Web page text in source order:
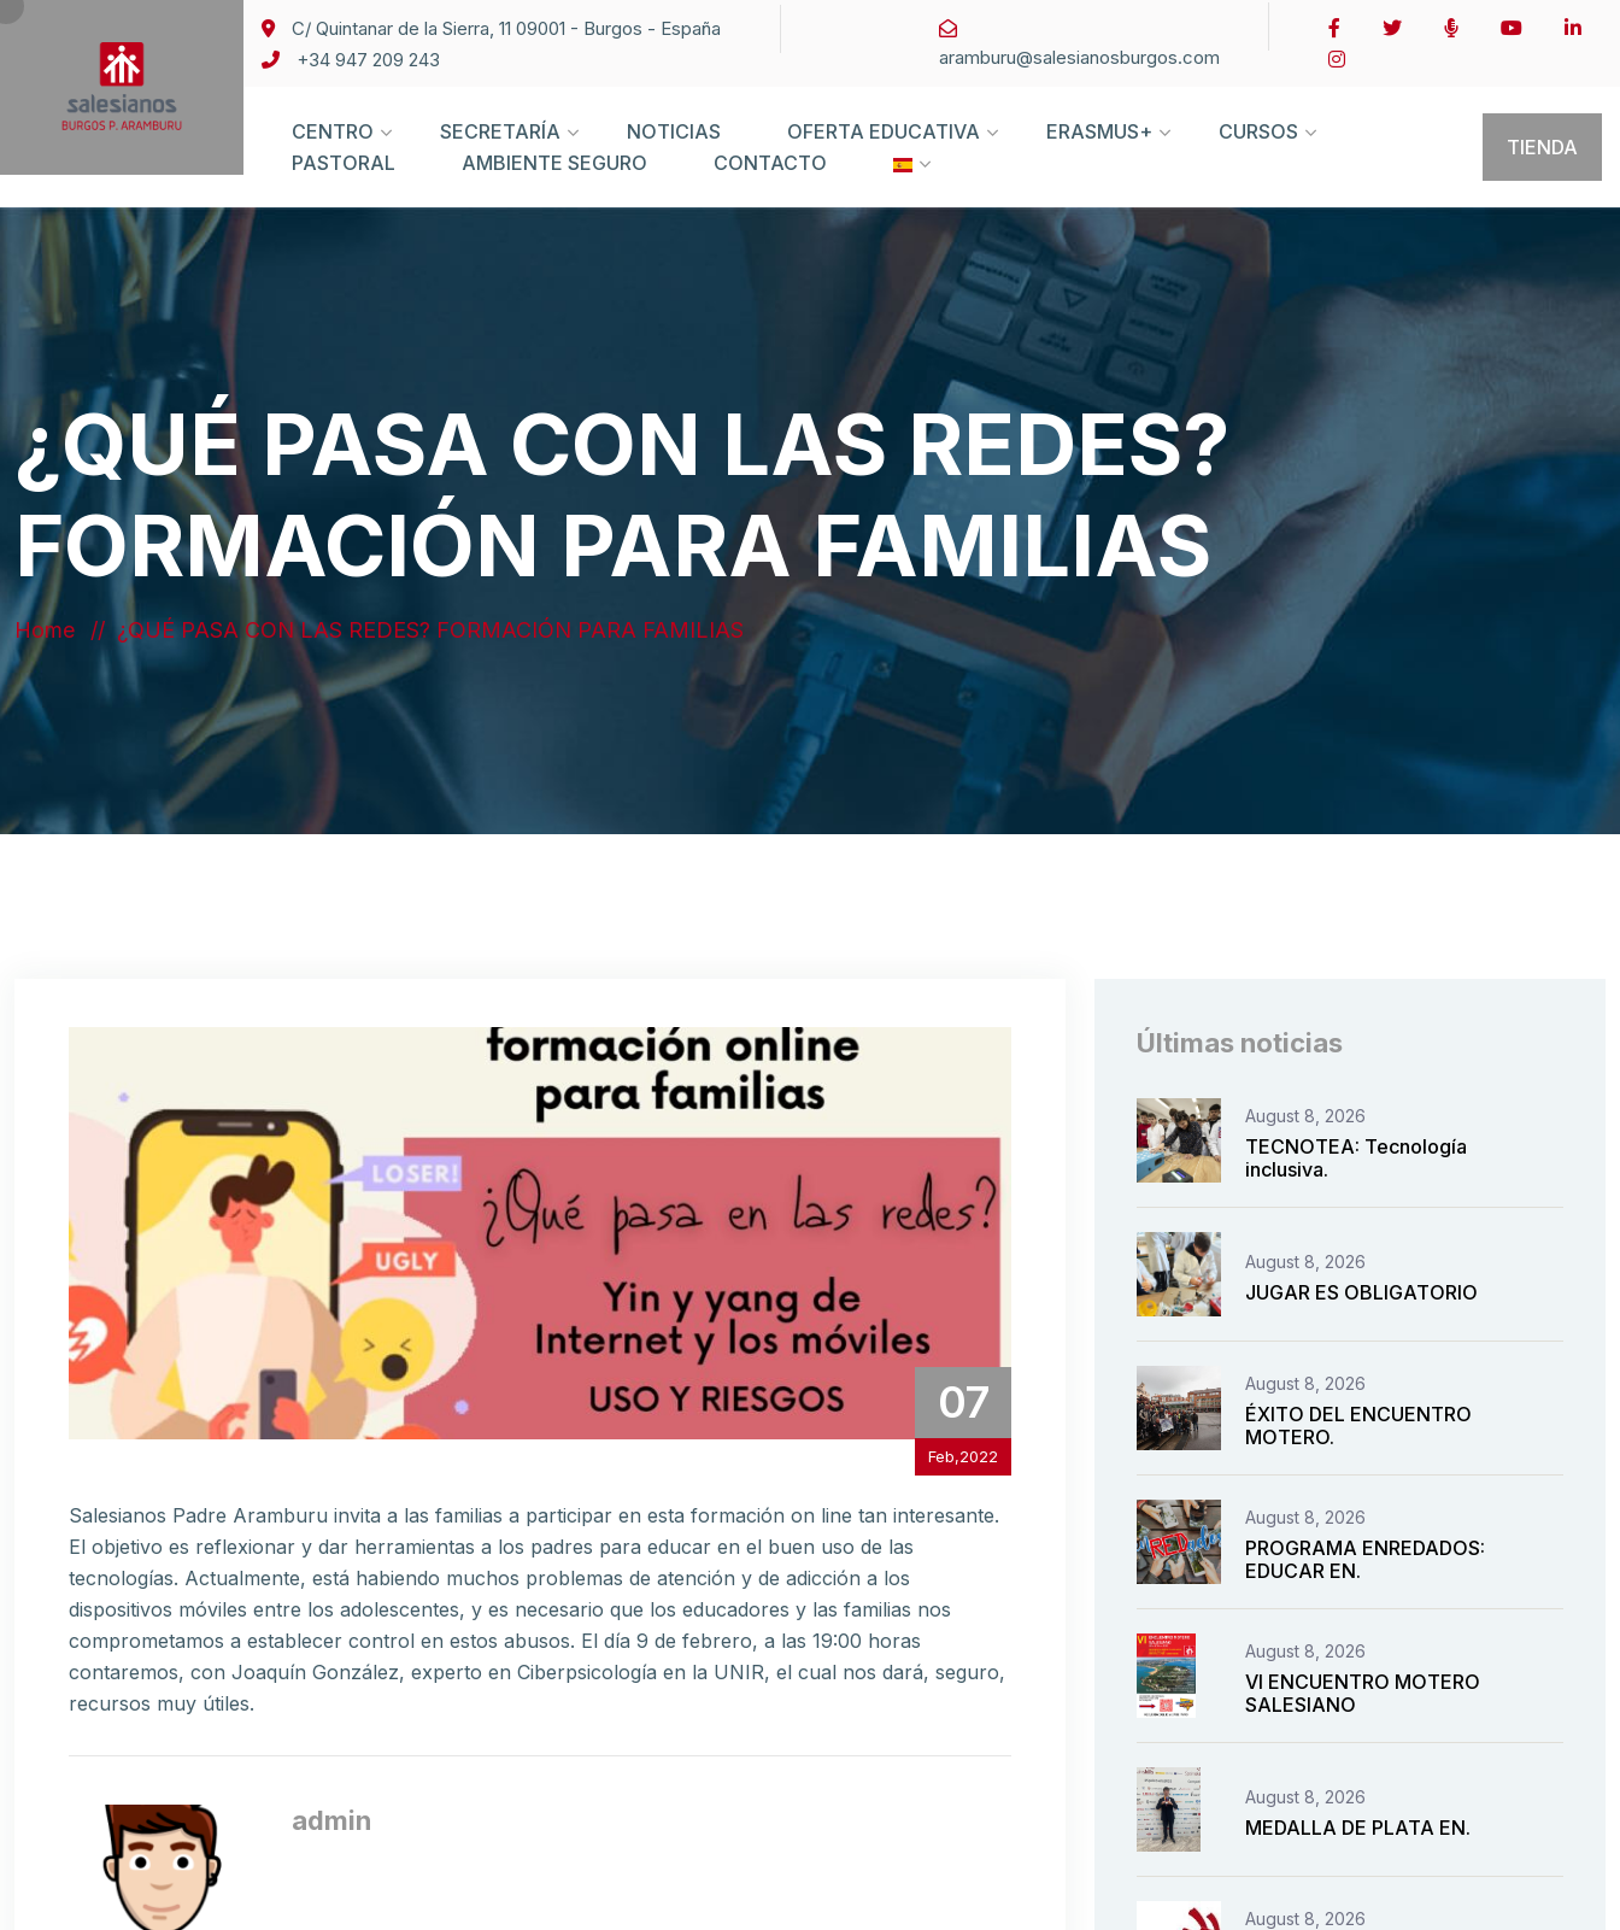
C/ Quintanar de la Sierra, 11 09001 - Burgos - España
+34 947 209 243
aramburu@salesianosburgos.com
CENTRO SECRETARÍA NOTICIAS OFERTA EDUCATIVA ERASMUS+
CURSOS
PASTORAL
AMBIENTE SEGURO CONTACTO
TIENDA
¿QUÉ PASA CON LAS REDES?
FORMACIÓN PARA FAMILIAS
Home ¿QUÉ PASA CON LAS REDES? FORMACIÓN PARA FAMILIAS
07
Feb,2022
Salesianos Padre Aramburu invita a las familias a participar en esta formación on line tan interesante.
El objetivo es reflexionar y dar herramientas a los padres para educar en el buen uso de las
tecnologías. Actualmente, está habiendo muchos problemas de atención y de adicción a los
dispositivos móviles entre los adolescentes, y es necesario que los educadores y las familias nos
comprometamos a establecer control en estos abusos. El día 9 de febrero, a las 19:00 horas
contaremos, con Joaquín González, experto en Ciberpsicología en la UNIR, el cual nos dará, seguro,
recursos muy útiles.
admin
Últimas noticias
August 8, 2026
TECNOTEA: Tecnología
inclusiva.
August 8, 2026
JUGAR ES OBLIGATORIO
August 8, 2026
ÉXITO DEL ENCUENTRO
MOTERO.
August 8, 2026
PROGRAMA ENREDADOS:
EDUCAR EN.
August 8, 2026
VI ENCUENTRO MOTERO
SALESIANO
August 8, 2026
MEDALLA DE PLATA EN.
August 8, 2026